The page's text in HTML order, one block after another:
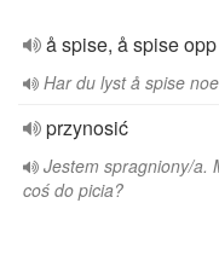
å spise, å spise opp
Har du lyst å spise
przynosić
Jestem spragniony/a.
coś do picia?